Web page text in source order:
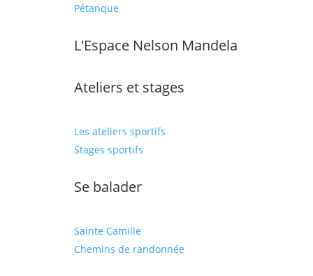
Pétanque
L'Espace Nelson Mandela
Ateliers et stages
Les ateliers sportifs
Stages sportifs
Se balader
Sainte Camille
Chemins de randonnée